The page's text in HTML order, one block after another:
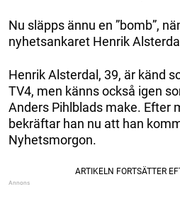
Nu släpps ännu en ”bomb”,
nyhetsankaret Henrik
Henrik Alsterdal, 39, är känd
TV4, men känns också igen
Anders Pihlblads make. Efter
bekräftar han nu att han
Nyhetsmorgon.